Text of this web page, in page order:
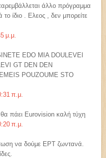
άλλο πρόγραμμα
ίδιο . Ελεος , δεν μπορείτε
μ.μ.
EDO MIA DOULEVEI
GT DEN DEN
POUZOUME STO
π.μ.
πάει Eurovision καλή τύχη
π.μ.
να δούμε ΕΡΤ ζωντανά.